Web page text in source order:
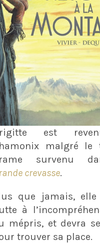
est
malgré le
survenu
crevasse.
que jamais,
à
mépris, et devra
trouver sa place.